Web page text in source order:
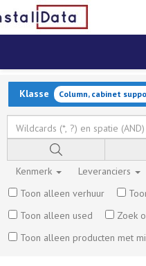
Klasse Column, cabinet
Kenmerk
Leveranciers
Toon alleen verhuur
Toon alleen used
Zoek
Toon alleen producten met